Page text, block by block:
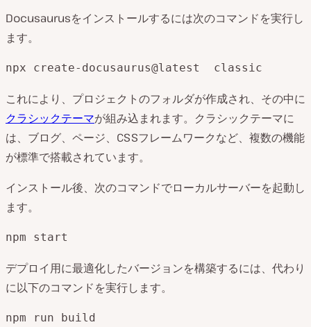
Docusaurusをインストールするには次のコマンドを実行し
ます。
npx create-docusaurus@latest  classic
これにより、プロジェクトのフォルダが作成され、その中に
クラシックテーマが組み込まれます。クラシックテーマに
は、ブログ、ページ、CSSフレームワークなど、複数の機能
が標準で搭載されています。
インストール後、次のコマンドでローカルサーバーを起動し
ます。
npm start
デプロイ用に最適化したバージョンを構築するには、代わり
に以下のコマンドを実行します。
npm run build